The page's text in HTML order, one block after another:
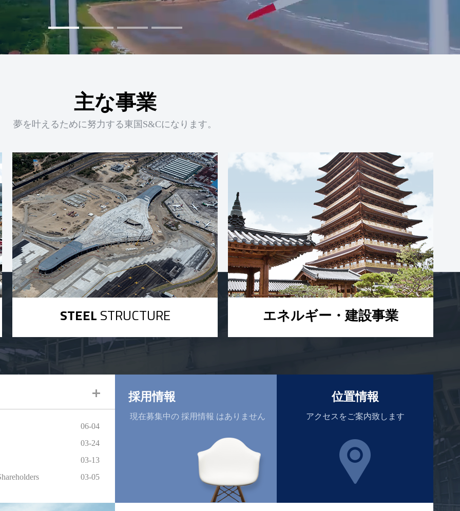
主な事業
夢を叶えるために努力する東国S&Cになります。
STEEL STRUCTURE エネルギー・建設事業
06-04
03-24
03-13
03-05
採用情報
現在募集中の 採用情報 はありません
位置情報
アクセスをご案内致します